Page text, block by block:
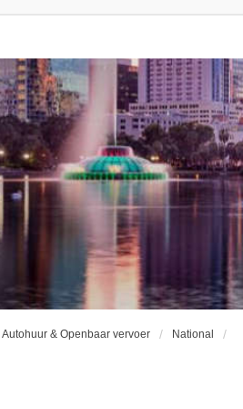
Autohuur & Openbaar vervoer National